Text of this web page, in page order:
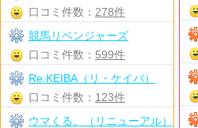
口コミ件数： 278件
競馬リベンジャーズ
口コミ件数： 599件
Re:KEIBA（リ・ケイバ）
口コミ件数： 123件
ウマくる。（リニューアル）